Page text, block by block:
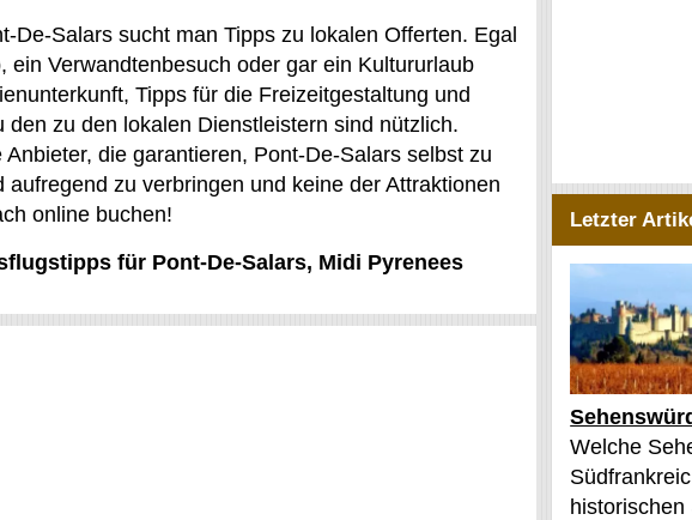
De-Salars sucht man Tipps zu lokalen Offerten. Egal
Verwandtenbesuch oder gar ein Kultururlaub
Tipps für die Freizeitgestaltung und
zu den lokalen Dienstleistern sind nützlich.
die garantieren, Pont-De-Salars selbst zu
zu verbringen und keine der Attraktionen
online buchen!
für Pont-De-Salars, Midi Pyrenees
Letzter
Welche